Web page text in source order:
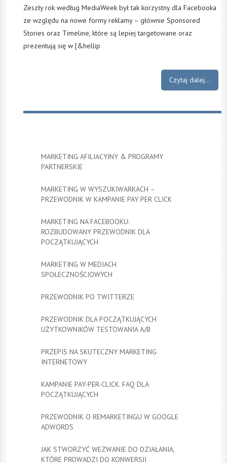
Zeszły rok według MediaWeek był tak korzystny dla Facebooka
ze względu na nowe formy reklamy – głównie Sponsored
Stories oraz Timeline, które są lepiej targetowane oraz
prezentują się w [&hellip
Czytaj dalej...
MARKETING AFILIACYJNY & PROGRAMY
PARTNERSKIE
MARKETING W WYSZUKIWARKACH –
PRZEWODNIK W KAMPANIE PAY PER CLICK
MARKETING NA FACEBOOKU:
ROZBUDOWANY PRZEWODNIK DLA
POCZĄTKUJĄCYCH
MARKETING W MEDIACH
SPOŁECZNOŚCIOWYCH
PRZEWODNIK PO TWITTERZE
PRZEWODNIK DLA POCZĄTKUJĄCYCH
UŻYTKOWNIKÓW TESTOWANIA A/B
PRZEPIS NA SKUTECZNY MARKETING
INTERNETOWY
KAMPANIE PAY-PER-CLICK. FAQ DLA
POCZĄTKUJĄCYCH
PRZEWODNIK O REMARKETINGU W GOOGLE
ADWORDS
JAK STWORZYĆ WEZWANIE DO DZIAŁANIA,
KTÓRE PROWADZI DO KONWERSJI